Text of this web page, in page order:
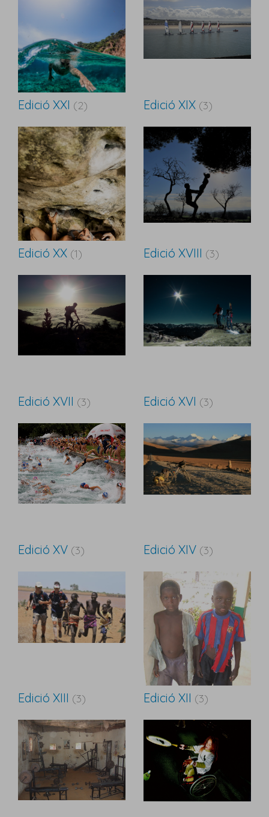
Edició XXI (2) Edició XIX (3)
Edició XX (1) Edició XVIII (3)
Edició XVII (3) Edició XVI (3)
Edició XV (3) Edició XIV (3)
Edició XIII (3) Edició XII (3)